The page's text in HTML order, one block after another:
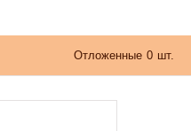
Отложенные 0 шт.